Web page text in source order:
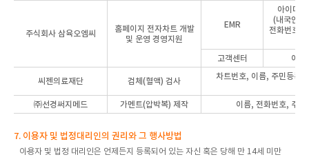
주식회사 삼육오엠씨 홈페이지 전자차트 개발
및 운영 경영지원
EMR
아이디,
(내국인),
전화번호,
고객센터
이름
씨젠의료재단 검체(혈액) 검사
차트번호, 이름, 주민등록
㈜선경써지메드
가멘트(압박복) 제작 이름, 전화번호, 주
7. 이용자 및 법정대리인의 권리와 그 행사방법
이용자 및 법정 대리인은 언제든지 등록되어 있는 자신 혹은 당해 만 14세 미만